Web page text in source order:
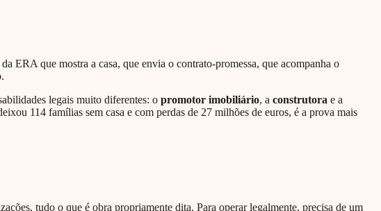
ERA que mostra a casa, que envia o contrato-promessa, que acompanha o
legais muito diferentes: o promotor imobiliário, a construtora e a
114 famílias sem casa e com perdas de 27 milhões de euros, é a prova mais
tudo o que é obra propriamente dita. Para operar legalmente, precisa de um